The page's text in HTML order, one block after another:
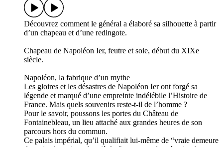
Découvrez comment le général a élaboré sa silhouette à partir
d’un chapeau et d’une redingote.
Chapeau de Napoléon Ier, feutre et soie, début du XIXe
siècle.
Napoléon, la fabrique d’un mythe
Les gloires et les désastres de Napoléon Ier ont forgé sa
légende et marqué d’une empreinte indélébile l’Histoire de
France. Mais quels souvenirs reste-t-il de l’homme ?
Pour le savoir, poussons les portes du Château de
Fontainebleau, un lieu attaché aux grandes heures de son
parcours hors du commun.
Ce palais impérial, qu’il qualifiait lui-même de “vraie demeure